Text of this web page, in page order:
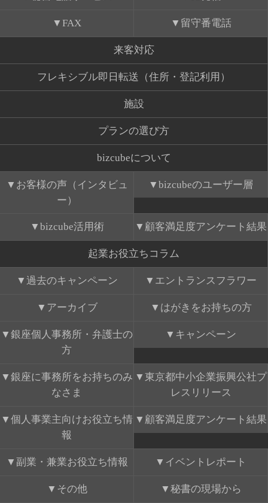
FAX 留守番電話
来客対応
フレキシブル即日転送（住所・登記利用）
施設
プランの選び方
bizcubeについて
お客様の声（インタビュ
ー）
bizcubeのユーザー層
bizcube活用術 顧客満足度アンケート結果
起業お役立ちコラム
過去のキャンペーン エントランスフラワー
アーカイブ はがきをお持ちの方
銀座個人事務所・弁護士の
方
キャンペーン
銀座に事務所をお持ちのみ
なさま
東京都中小企業振興公社プ
レスリリース
個人事業主向けお役立ち情
報
顧客満足度アンケート結果
副業・兼業お役立ち情報 イベントレポート
その他 秘書の現場から